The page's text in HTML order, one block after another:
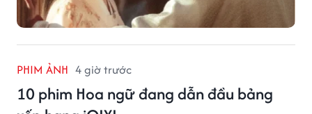
PHIM ẢNH 4 giờ trước
10 phim Hoa ngữ đang dẫn đầu bảng